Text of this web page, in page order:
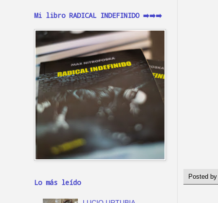
Posted
Mi libro RADICAL INDEFINIDO ➡️➡️➡️
Lo más leído